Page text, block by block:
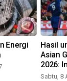
Energi
Hasil
Asian
2026:
berat
Sabtu, 8